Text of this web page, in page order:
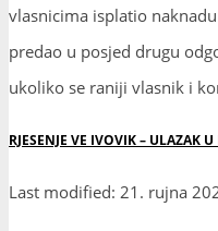
vlasnicima isplatio
predao u posjed drugu
ukoliko se raniji vlasnik i
RJESENJE VE IVOVIK – ULAZAK U
Last modified: 21. rujna